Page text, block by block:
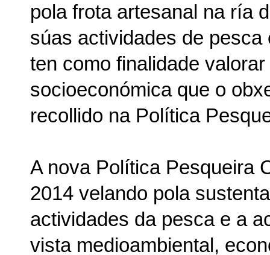
pola frota artesanal na ría
súas actividades de
ten como finalidade
socioeconómica que o
recollido na Política
A nova Política Pesqueira
2014 velando pola
actividades da pesca e a
vista medioambiental,